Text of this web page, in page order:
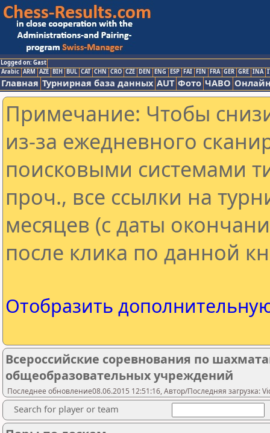
Logged on: Gast
Arabic ARM AZE BIH BUL CAT CHN CRO CZE DEN ENG ESP FAI FIN FRA GER GRE INA
Главная Турнирная база данных AUT Фото ЧАВО
Примечание: Чтобы
из-за ежедневного
поисковыми системами
проч., все ссылки на
месяцев (с даты
после клика по данной
Отобразить
Всероссийские соревнования по
общеобразовательных учреждений
Последнее обновление08.06.2015 12:51:16, Автор/Последняя загрузка:
Search for player or team